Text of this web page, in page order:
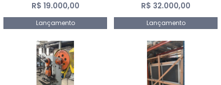
R$ 19.000,00
Lançamento
R$ 32.000,00
Lançamento